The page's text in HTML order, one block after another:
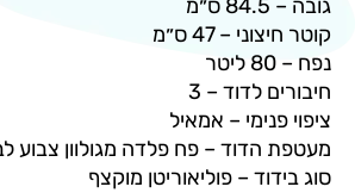
אמאיל
פח פלדה מגולוון צבוע לבן
מוקצף